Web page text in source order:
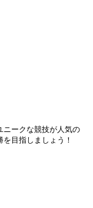
ニークな競技が人気の
目指しましょう！